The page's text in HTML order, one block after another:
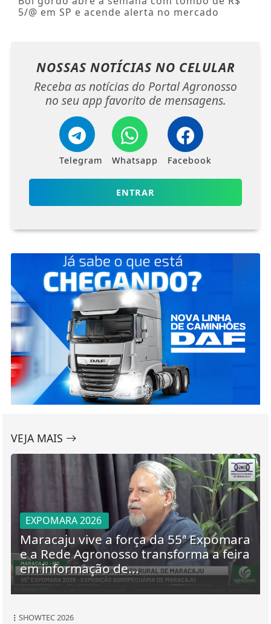
5/@ em SP e acende alerta no mercado
NOSSAS NOTÍCIAS NO CELULAR
Receba as notícias do Portal Agronosso
no seu app favorito de mensagens.
Telegram Whatsapp Facebook
ENTRAR
VEJA MAIS
EXPOMARA 2026
Maracaju vive a força da 55ª Expomara
e a Rede Agronosso transforma a feira
em informação de...
SHOWTEC 2026